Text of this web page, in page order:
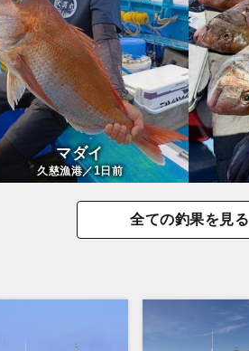
マダイ
久慈漁港／1 日前
全ての釣果を見る